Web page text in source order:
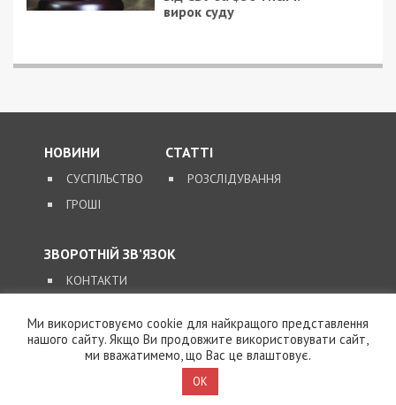
вирок суду
НОВИНИ
СУСПІЛЬСТВО
ГРОШІ
СТАТТІ
РОЗСЛІДУВАННЯ
ЗВОРОТНІЙ ЗВ’ЯЗОК
КОНТАКТИ
SUPPORT@49000.COM.UA
© 2026, ВСІ ПРАВА ЗАХИЩЕНІ
Ми використовуємо cookie для найкращого представлення
нашого сайту. Якщо Ви продовжите використовувати сайт,
ми вважатимемо, що Вас це влаштовує.
OK